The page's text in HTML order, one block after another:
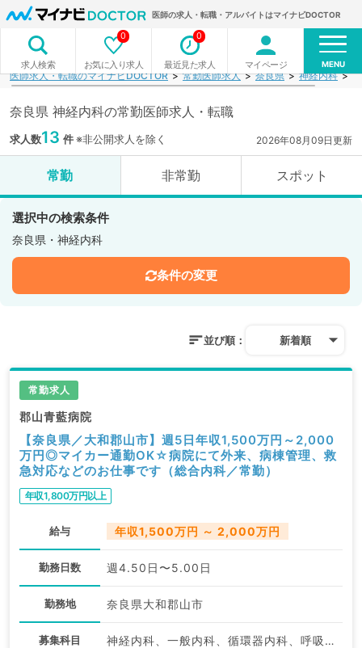
医師の求人・転職・アルバイトはマイナビDOCTOR
求人検索 お気に入り求人
0
最近見た求人
0
マイページ MENU
医師求人・転職のマイナビDOCTOR 常勤医師求人 奈良県 神経内科
奈良県 神経内科の常勤医師求人・転職
求人数13 件※非公開求人を除く 2026年08月09日更新
常勤 非常勤 スポット
選択中の検索条件
奈良県・神経内科
条件の変更
並び順： 新着順
常勤求人
郡山青藍病院
【奈良県／大和郡山市】週5日年収1,500万円～2,000
万円◎マイカー通勤OK☆病院にて外来、病棟管理、救
急対応などのお仕事です（総合内科／常勤）
年収1,800万円以上
給与 年収1,500万円 ～ 2,000万円
勤務日数 週4.50日〜5.00日
勤務地 奈良県大和郡山市
募集科目 神経内科、一般内科、循環器内科、呼吸器内科、消化器内科、内分泌・代謝内科、腎臓内科、老年内科、血液内科、膠原病科